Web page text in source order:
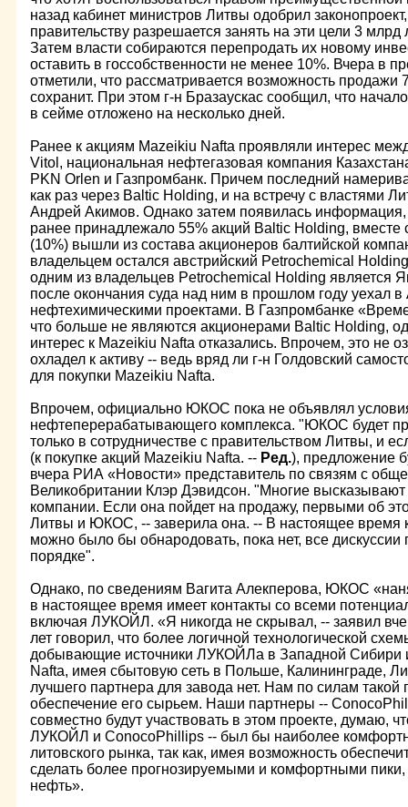
назад кабинет министров Литвы одобрил
правительству разрешается занять на эти цели 3
Затем власти собираются перепродать их новому
оставить в госсобственности не менее 10%. Вчера в
отметили, что рассматривается возможность продажи
сохранит. При этом г-н Бразаускас сообщил, что
в сейме отложено на несколько дней.
Ранее к акциям Mazeikiu Nafta проявляли интерес
Vitol, национальная нефтегазовая компания
PKN Orlen и Газпромбанк. Причем последний
как раз через Baltic Holding, и на встречу с властями
Андрей Акимов. Однако затем появилась информация,
ранее принадлежало 55% акций Baltic Holding, вместе
(10%) вышли из состава акционеров балтийской
владельцем остался австрийский Petrochemical
одним из владельцев Petrochemical Holding является
после окончания суда над ним в прошлом году уехал в
нефтехимическими проектами. В Газпромбанке
что больше не являются акционерами Baltic Holding,
интерес к Mazeikiu Nafta отказались. Впрочем, это не
охладел к активу -- ведь вряд ли г-н Голдовский
для покупки Mazeikiu Nafta.
Впрочем, официально ЮКОС пока не объявлял
нефтеперерабатывающего комплекса. "ЮКОС будет
только в сотрудничестве с правительством Литвы, и
(к покупке акций Mazeikiu Nafta. -- Ред.), предложение
вчера РИА «Новости» представитель по связям с
Великобритании Клэр Дэвидсон. "Многие высказывают
компании. Если она пойдет на продажу, первыми об
Литвы и ЮКОС, -- заверила она. -- В настоящее время
можно было бы обнародовать, пока нет, все дискуссии
порядке".
Однако, по сведениям Вагита Алекперова, ЮКОС
в настоящее время имеет контакты со всеми
включая ЛУКОЙЛ. «Я никогда не скрывал, -- заявил
лет говорил, что более логичной технологической
добывающие источники ЛУКОЙЛа в Западной Сибири
Nafta, имея сбытовую сеть в Польше, Калининграде,
лучшего партнера для завода нет. Нам по силам такой
обеспечение его сырьем. Наши партнеры --
совместно будут участвовать в этом проекте, думаю,
ЛУКОЙЛ и ConocoPhillips -- был бы наиболее
литовского рынка, так как, имея возможность
сделать более прогнозируемыми и комфортными
нефть».